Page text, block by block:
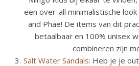
een over-all minimalistische look
and Phae! De items van dit
betaalbaar en 100% unisex
combineren zijn
Salt Water Sandals: Heb je je